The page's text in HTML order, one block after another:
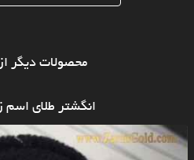
محصولات دیگر
انگشتر طلای اسم